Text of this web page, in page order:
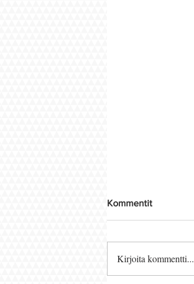
Kommentit
Kirjoita kommentti...